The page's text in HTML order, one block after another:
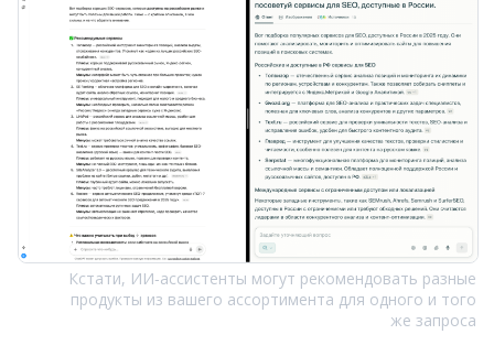
Кстати, ИИ‑ассистенты могут рекомендовать разные
продукты из вашего ассортимента для одного и того
же запроса